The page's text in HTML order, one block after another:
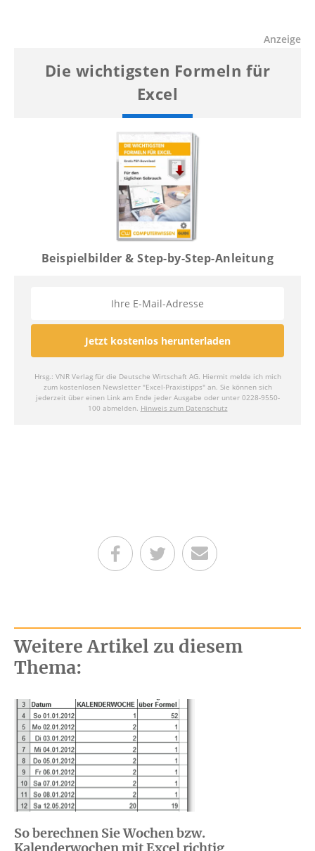
Teilen auf Facebook
Teilen auf Twitter
Per E-Mail senden
Weitere Artikel zu diesem
Thema:
So berechnen Sie Wochen bzw.